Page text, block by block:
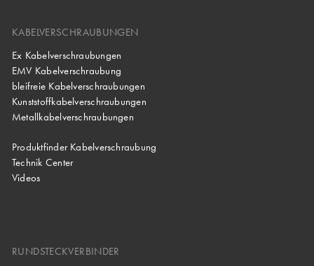
KABELVERSCHRAUBUNGEN
Ex Kabelverschraubungen
EMV Kabelverschraubung
bleifreie Kabelverschraubungen
Kunststoffkabelverschraubungen
Metallkabelverschraubungen
Produktfinder Kabelverschraubung
Technik Center
Videos
RUNDSTECKVERBINDER